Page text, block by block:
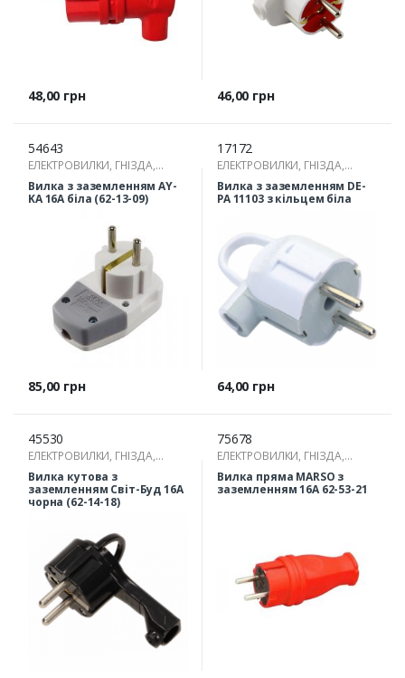
Ціна
48,00 грн Ціна
46,00 грн
54643
ЕЛЕКТРОВИЛКИ, ГНІЗДА,
РОЗГАЛУЖУВАЧІ
Вилка з заземленням AY-
KA 16А біла (62-13-09)
Ціна
85,00 грн
17172
ЕЛЕКТРОВИЛКИ, ГНІЗДА,
РОЗГАЛУЖУВАЧІ
Вилка з заземленням DE-
PA 11103 з кільцем біла
Ціна
64,00 грн
45530
ЕЛЕКТРОВИЛКИ, ГНІЗДА,
РОЗГАЛУЖУВАЧІ
Вилка кутова з
заземленням Світ-Буд 16А
чорна (62-14-18)
75678
ЕЛЕКТРОВИЛКИ, ГНІЗДА,
РОЗГАЛУЖУВАЧІ
Вилка пряма MARSO з
заземленням 16А 62-53-21